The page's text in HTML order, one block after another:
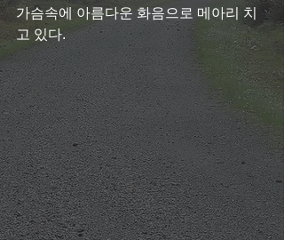
가슴속에 아름다운 화음으로 메아리 치
고 있다.